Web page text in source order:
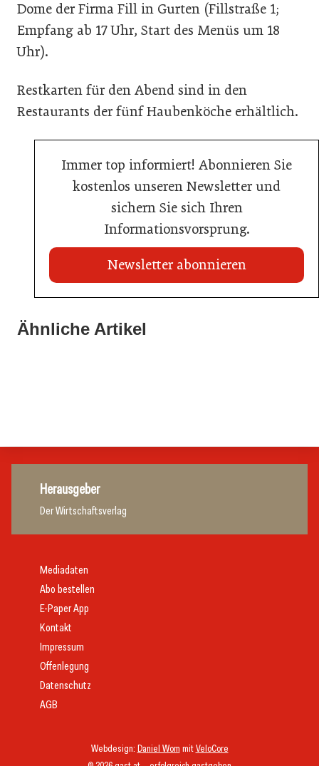
Dome der Firma Fill in Gurten (Fillstraße 1;
Empfang ab 17 Uhr, Start des Menüs um 18
Uhr).
Restkarten für den Abend sind in den
Restaurants der fünf Haubenköche erhältlich.
Immer top informiert! Abonnieren Sie
kostenlos unseren Newsletter und
sichern Sie sich Ihren
Informationsvorsprung.
Newsletter abonnieren
Ähnliche Artikel
20. Juli 2026
Radisson ersetzt Bestpreisgarantie durch
Herausgeber
Der Wirtschaftsverlag
Webdesign: Daniel Wom mitVeloCore
Mediadaten
Abo bestellen
E-Paper App
Kontakt
Impressum
Offenlegung
Datenschutz
AGB